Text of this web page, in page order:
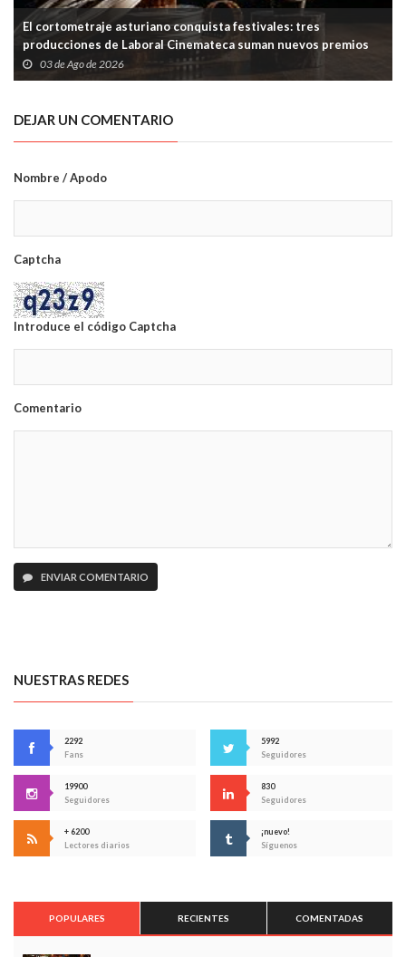
El cortometraje asturiano conquista festivales: tres
producciones de Laboral Cinemateca suman nuevos premios
03 de Ago de 2026
DEJAR UN COMENTARIO
Nombre / Apodo
Captcha
Introduce el código Captcha
Comentario
ENVIAR COMENTARIO
NUESTRAS REDES
2292
Fans
5992
Seguidores
19900
Seguidores
830
Seguidores
+ 6200
Lectores diarios
¡nuevo!
Síguenos
POPULARES RECIENTES COMENTADAS